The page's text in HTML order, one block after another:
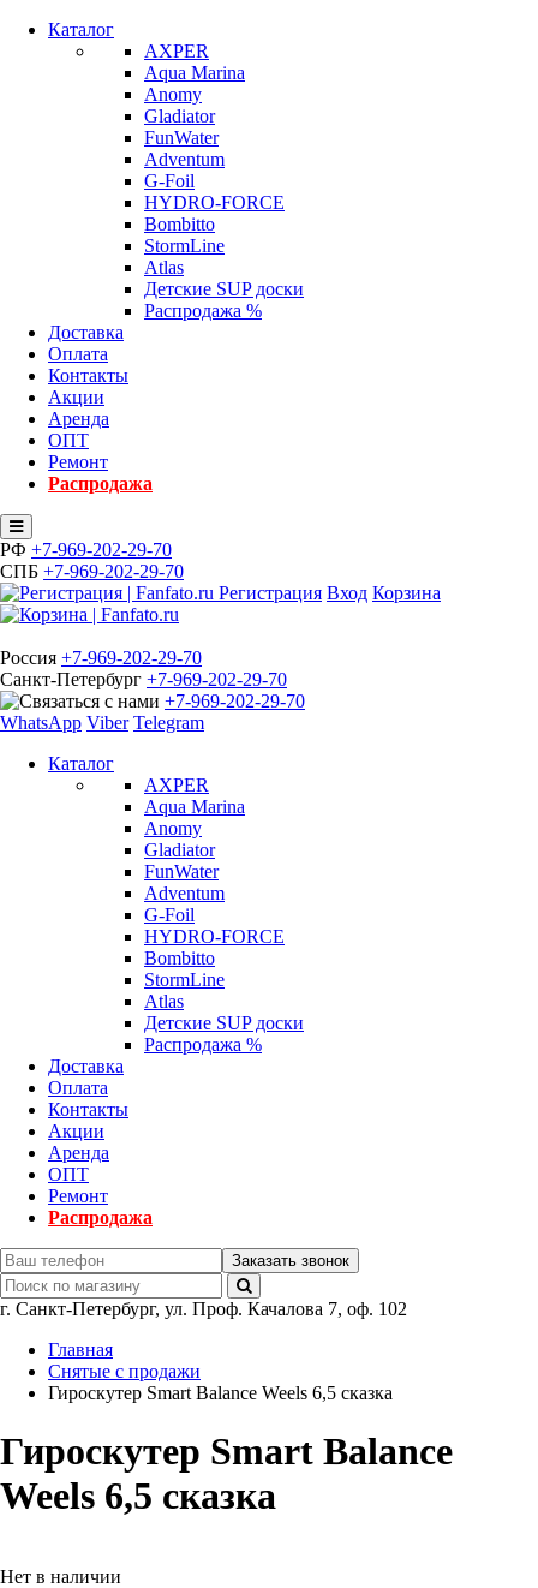
Каталог
AXPER
Aqua Marina
Anomy
Gladiator
FunWater
Adventum
G-Foil
HYDRO-FORCE
Bombitto
StormLine
Atlas
Детские SUP доски
Распродажа %
Доставка
Оплата
Контакты
Акции
Аренда
ОПТ
Ремонт
Распродажа
РФ +7-969-202-29-70
СПБ +7-969-202-29-70
Регистрация Вход Корзина
Россия +7-969-202-29-70
Санкт-Петербург +7-969-202-29-70
+7-969-202-29-70
WhatsApp Viber Telegram
Каталог
AXPER
Aqua Marina
Anomy
Gladiator
FunWater
Adventum
G-Foil
HYDRO-FORCE
Bombitto
StormLine
Atlas
Детские SUP доски
Распродажа %
Доставка
Оплата
Контакты
Акции
Аренда
ОПТ
Ремонт
Распродажа
Заказать звонок
г. Санкт-Петербург, ул. Проф. Качалова 7, оф. 102
Главная
Снятые с продажи
Гироскутер Smart Balance Weels 6,5 сказка
Гироскутер Smart Balance
Weels 6,5 сказка
Нет в наличии